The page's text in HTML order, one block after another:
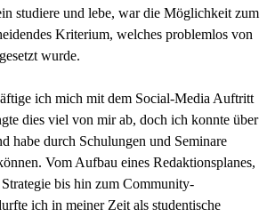
studiere und lebe, war die Möglichkeit zum
Kriterium, welches problemlos von
wurde.
ich mich mit dem Social-Media Auftritt
dies viel von mir ab, doch ich konnte über
habe durch Schulungen und Seminare
Vom Aufbau eines Redaktionsplanes,
bis hin zum Community-
ich in meiner Zeit als studentische